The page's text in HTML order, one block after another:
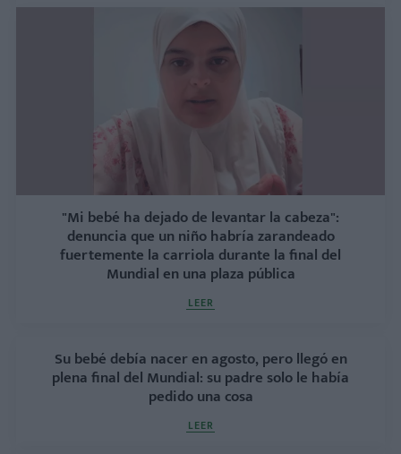
"Mi bebé ha dejado de levantar la cabeza":
denuncia que un niño habría zarandeado
fuertemente la carriola durante la final del
Mundial en una plaza pública
LEER
Su bebé debía nacer en agosto, pero llegó en
plena final del Mundial: su padre solo le había
pedido una cosa
LEER